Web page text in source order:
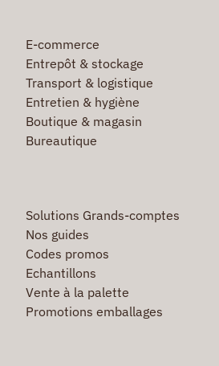
E-commerce
Entrepôt & stockage
Transport & logistique
Entretien & hygiène
Boutique & magasin
Bureautique
Solutions Grands-comptes
Nos guides
Codes promos
Echantillons
Vente à la palette
Promotions emballages